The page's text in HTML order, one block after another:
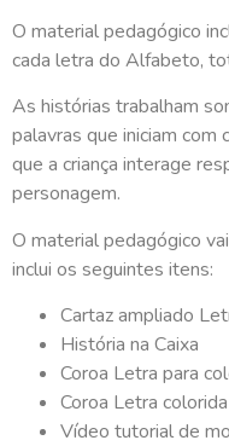
O material pedagógico
cada letra do Alfabeto,
As histórias trabalham
palavras que iniciam
que a criança interage
personagem.
O material pedagógico
inclui os seguintes itens:
Cartaz ampliado
História na Caixa
Coroa Letra para
Coroa Letra colorida
Vídeo tutorial de